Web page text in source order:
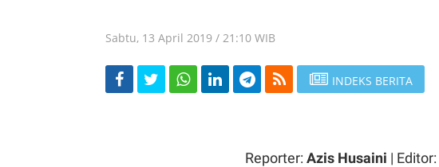
Sabtu, 13 April 2019 / 21:10 WIB
INDEKS BERITA
Reporter: Azis Husaini | Editor: